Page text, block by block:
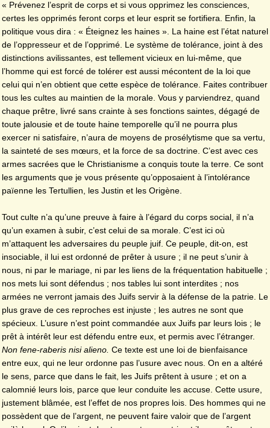
« Prévenez l’esprit de corps et si vous opprimez les consciences,
certes les opprimés feront corps et leur esprit se fortifiera. Enfin, la
politique vous dira : « Éteignez les haines ». La haine est l’état naturel
de l’oppresseur et de l’opprimé. Le système de tolérance, joint à des
distinctions avilissantes, est tellement vicieux en lui-même, que
l’homme qui est forcé de tolérer est aussi mécontent de la loi que
celui qui n’en obtient que cette espèce de tolérance. Faites contribuer
tous les cultes au maintien de la morale. Vous y parviendrez, quand
chaque prêtre, livré sans crainte à ses fonctions saintes, dégagé de
toute jalousie et de toute haine temporelle qu’il ne pourra plus
exercer ni satisfaire, n’aura de moyens de prosélytisme que sa vertu,
la sainteté de ses mœurs, et la force de sa doctrine. C’est avec ces
armes sacrées que le Christianisme a conquis toute la terre. Ce sont
les arguments que je vous présente qu’opposaient à l’intolérance
païenne les Tertullien, les Justin et les Origène.
Tout culte n’a qu’une preuve à faire à l’égard du corps social, il n’a
qu’un examen à subir, c’est celui de sa morale. C’est ici où
m’attaquent les adversaires du peuple juif. Ce peuple, dit-on, est
insociable, il lui est ordonné de prêter à usure ; il ne peut s’unir à
nous, ni par le mariage, ni par les liens de la fréquentation habituelle ;
nos mets lui sont défendus ; nos tables lui sont interdites ; nos
armées ne verront jamais des Juifs servir à la défense de la patrie. Le
plus grave de ces reproches est injuste ; les autres ne sont que
spécieux. L’usure n’est point commandée aux Juifs par leurs lois ; le
prêt à intérêt leur est défendu entre eux, et permis avec l’étranger.
Non fene-raberis nisi alieno. Ce texte est une loi de bienfaisance
entre eux, qui ne leur ordonne pas l’usure avec nous. On en a altéré
le sens, parce que dans le fait, les Juifs prêtent à usure ; et on a
calomnié leurs lois, parce que leur conduite les accuse. Cette usure,
justement blâmée, est l’effet de nos propres lois. Des hommes qui ne
possèdent que de l’argent, ne peuvent faire valoir que de l’argent